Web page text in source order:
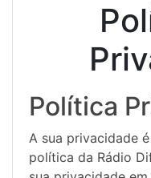
Política
A sua privacidade
política da Rádio